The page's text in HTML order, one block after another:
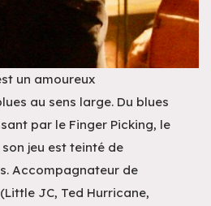
un amoureux
au sens large. Du blues
par le Finger Picking, le
jeu est teinté de
Accompagnateur de
JC, Ted Hurricane,